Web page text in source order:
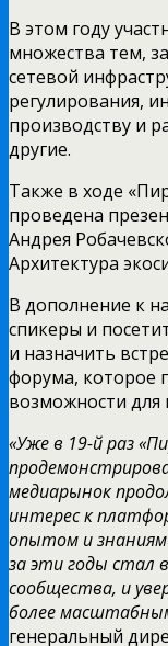
В этом году
множества тем,
сетевой
регулирования,
производству и
другие.
Также в ходе
проведена
Андрея
Архитектура
В дополнение к
спикеры и
и назначить
форума, которое
возможности для
«Уже в 19-й раз
медиарынок
интерес к
опытом и
за эти годы стал
сообщества, и
более
генеральный